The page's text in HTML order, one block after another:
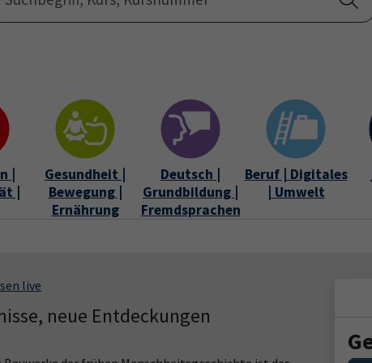
|
|
Gesundheit |
Bewegung |
Ernährung
Deutsch |
Grundbildung |
Fremdsprachen
Beruf | Digitales
| Umwelt
live
neue Entdeckungen